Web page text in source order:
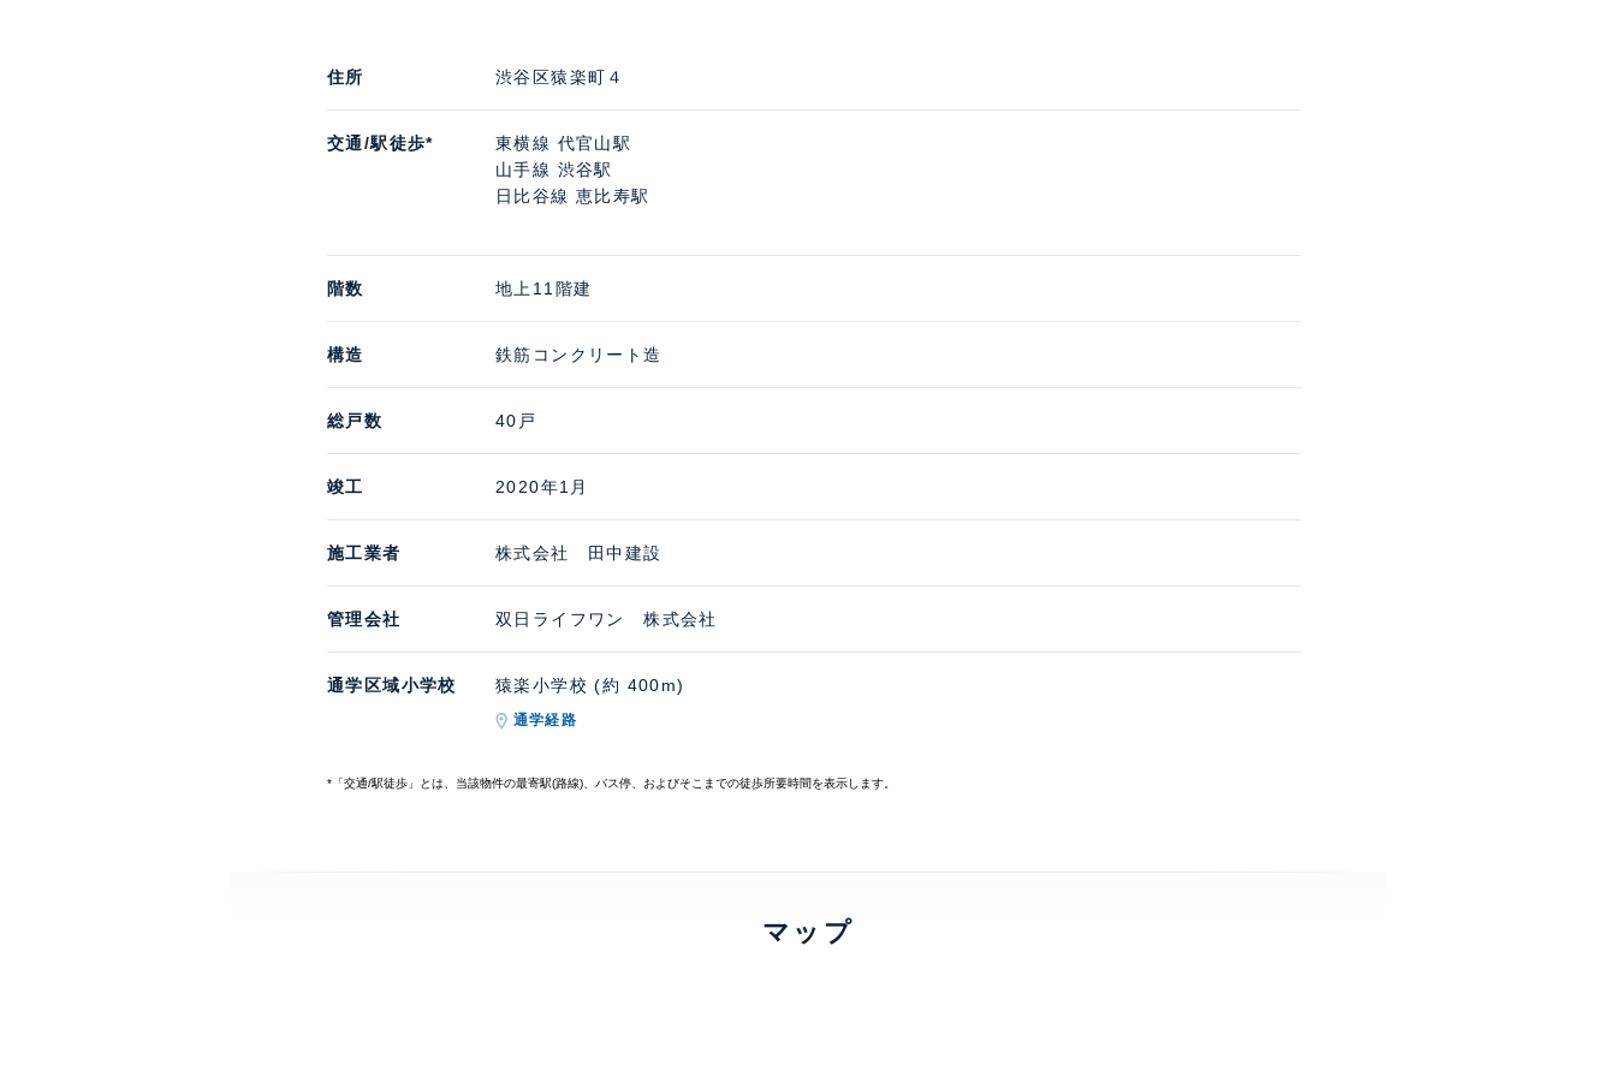
住所 渋谷区猿楽町４
交通/駅徒歩*
東横線 代官山駅
山手線 渋谷駅
日比谷線 恵比寿駅
階数 地上11階建
構造 鉄筋コンクリート造
総戸数 40戸
竣工 2020年1月
施工業者 株式会社 田中建設
管理会社 双日ライフワン 株式会社
通学区域小学校 猿楽小学校 (約 400m)
通学経路
*「交通/駅徒歩」とは、当該物件の最寄駅(路線)、バス停、およびそこまでの徒歩所要時間を表示します。
マップ